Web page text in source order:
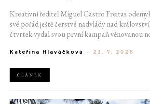
Kreativní ředitel Miguel Castro Freitas
své pořád ještě čerstvé nadvlády nad
čtvrtek vydal svou první kampaň věnovanou
do módního domu dorazil. Umně mísí výrazy
Kateřina Hlaváčková - 23. 7. 2026
ČLÁNEK